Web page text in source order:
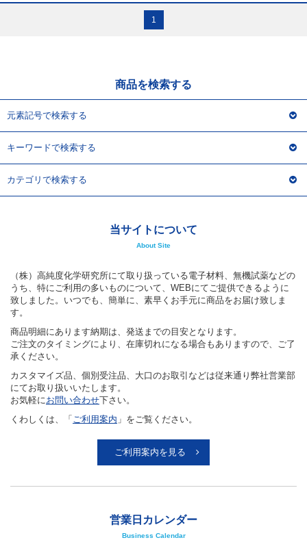
1
商品を検索する
元素記号で検索する
キーワードで検索する
カテゴリで検索する
当サイトについて
About Site
（株）高純度化学研究所にて取り扱っている電子材料、無機試薬などの
うち、特にご利用の多いものについて、WEBにてご提供できるように
致しました。いつでも、簡単に、素早くお手元に商品をお届け致しま
す。
商品明細にあります納期は、発送までの目安となります。
ご注文のタイミングにより、在庫切れになる場合もありますので、ご了
承ください。
カスタマイズ品、個別受注品、大口のお取引などは従来通り弊社営業部
にてお取り扱いいたします。
お気軽に お問い合わせ下さい。
くわしくは、「 ご利用案内 」をご覧ください。
ご利用案内を見る
営業日カレンダー
Business Calendar